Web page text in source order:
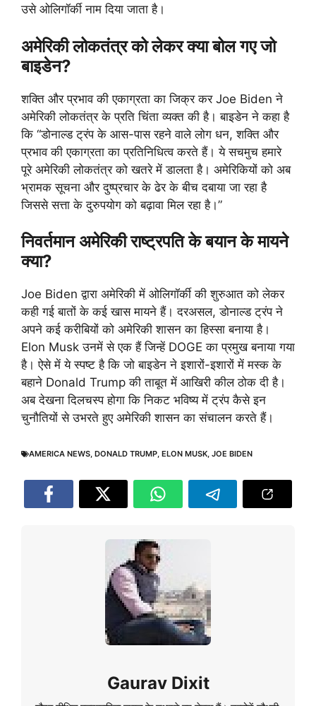
उसे ओलिगॉर्की नाम दिया जाता है।
अमेरिकी लोकतंत्र को लेकर क्या बोल गए जो
बाइडेन?
शक्ति और प्रभाव की एकाग्रता का जिक्र कर Joe Biden ने
अमेरिकी लोकतंत्र के प्रति चिंता व्यक्त की है। बाइडेन ने कहा है
कि “डोनाल्ड ट्रंप के आस-पास रहने वाले लोग धन, शक्ति और
प्रभाव की एकाग्रता का प्रतिनिधित्व करते हैं। ये सचमुच हमारे
पूरे अमेरिकी लोकतंत्र को खतरे में डालता है। अमेरिकियों को अब
भ्रामक सूचना और दुष्प्रचार के ढेर के बीच दबाया जा रहा है
जिससे सत्ता के दुरुपयोग को बढ़ावा मिल रहा है।”
निवर्तमान अमेरिकी राष्ट्रपति के बयान के मायने
क्या?
Joe Biden द्वारा अमेरिकी में ओलिगॉर्की की शुरुआत को लेकर
कही गई बातों के कई खास मायने हैं। दरअसल, डोनाल्ड ट्रंप ने
अपने कई करीबियों को अमेरिकी शासन का हिस्सा बनाया है।
Elon Musk उनमें से एक हैं जिन्हें DOGE का प्रमुख बनाया गया
है। ऐसे में ये स्पष्ट है कि जो बाइडेन ने इशारों-इशारों में मस्क के
बहाने Donald Trump की ताबूत में आखिरी कील ठोक दी है।
अब देखना दिलचस्प होगा कि निकट भविष्य में ट्रंप कैसे इन
चुनौतियों से उभरते हुए अमेरिकी शासन का संचालन करते हैं।
AMERICA NEWS, DONALD TRUMP, ELON MUSK, JOE BIDEN
Gaurav Dixit